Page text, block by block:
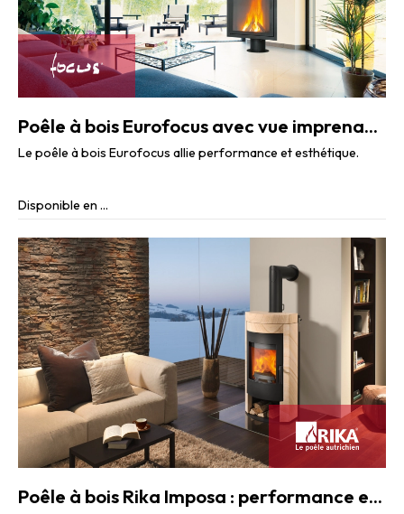
Poêle à bois Eurofocus avec vue imprenable sur le feu
Le poêle à bois Eurofocus allie performance et esthétique.
Disponible en ...
Poêle à bois Rika Imposa : performance et élégance